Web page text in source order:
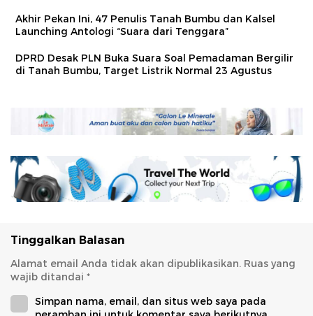
Akhir Pekan Ini, 47 Penulis Tanah Bumbu dan Kalsel
Launching Antologi “Suara dari Tenggara”
DPRD Desak PLN Buka Suara Soal Pemadaman Bergilir
di Tanah Bumbu, Target Listrik Normal 23 Agustus
Tinggalkan Balasan
Alamat email Anda tidak akan dipublikasikan. Ruas yang
wajib ditandai *
Simpan nama, email, dan situs web saya pada